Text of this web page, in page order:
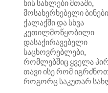
ხის სახლები მთაში,
მოსახერხებელი ბინები
ქალაქში და სხვა
კეთილმოწყობილი
დასაქირავებელი
საცხოვრებლები,
რომლებშიც ყველა
თავი ისე რომ
როგორც საკუთარ